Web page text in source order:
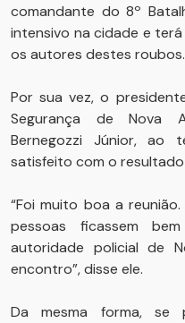
comandante do 8º
intensivo na cidade e
os autores destes roubos.
Por sua vez, o
Segurança de Nova
Bernegozzi Júnior, ao
satisfeito com o
“Foi muito boa a
pessoas ficassem
autoridade policial de
encontro”, disse ele.
Da mesma forma, se